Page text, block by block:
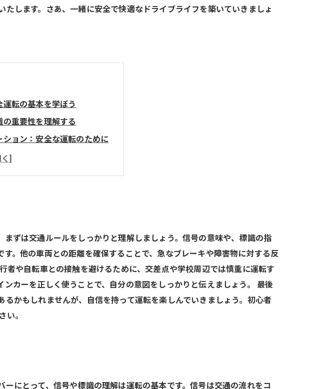
します。さあ、一緒に安全で快適なドライブライフを築いていきましょ
転の基本を学ぼう
重要性を理解する
ョン：安全な運転のために
時の対処法
自信を持って運転しよう
全で快適な旅を楽しむ
ずは交通ルールをしっかりと理解しましょう。信号の意味や、標識の指
。他の車両との距離を確保することで、急なブレーキや障害物に対する反
や自転車との接触を避けるために、交差点や学校周辺では慎重に運転す
カーを正しく使うことで、自分の意図をしっかりと伝えましょう。 最後
かもしれませんが、自信を持って運転を楽しんでいきましょう。初心者
い。
にとって、信号や標識の理解は運転の基本です。信号は交通の流れをコ